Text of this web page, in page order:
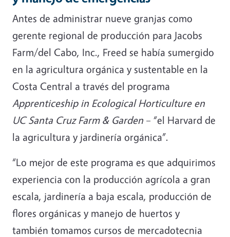
Antes de administrar nueve granjas como
gerente regional de producción para Jacobs
Farm/del Cabo, Inc., Freed se había sumergido
en la agricultura orgánica y sustentable en la
Costa Central a través del programa
Apprenticeship in Ecological Horticulture en
UC Santa Cruz Farm & Garden– “el Harvard de
la agricultura y jardinería orgánica”.
“Lo mejor de este programa es que adquirimos
experiencia con la producción agrícola a gran
escala, jardinería a baja escala, producción de
flores orgánicas y manejo de huertos y
también tomamos cursos de mercadotecnia